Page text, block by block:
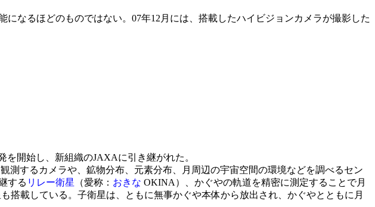
なるほどのものではない。07年12月には、搭載したハイビジョンカメラが撮影した
開始し、 新組織のJAXAに引き継がれた。
測するカメラや、鉱物分布、元素分布、月周辺の宇宙空間の環境などを調べるセン
する リレー衛星 （愛称： おきな OKINA）、かぐやの軌道を精密に測定することで月
搭載している。子衛星は、ともに無事かぐや本体から放出され、かぐやとともに月